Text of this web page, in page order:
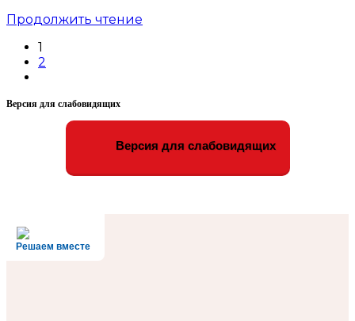
Продолжить чтение
без
1
2
the
next
Версия для слабовидящих
Версия для слабовидящих
Решаем вместе